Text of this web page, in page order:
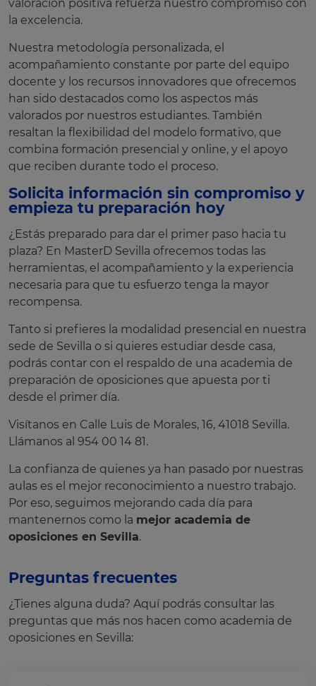
valoración positiva refuerza nuestro compromiso con
la excelencia.
Nuestra metodología personalizada, el
acompañamiento constante por parte del equipo
docente y los recursos innovadores que ofrecemos
han sido destacados como los aspectos más
valorados por nuestros estudiantes. También
resaltan la flexibilidad del modelo formativo, que
combina formación presencial y online, y el apoyo
que reciben durante todo el proceso.
Solicita información sin compromiso y
empieza tu preparación hoy
¿Estás preparado para dar el primer paso hacia tu
plaza? En MasterD Sevilla ofrecemos todas las
herramientas, el acompañamiento y la experiencia
necesaria para que tu esfuerzo tenga la mayor
recompensa.
Tanto si prefieres la modalidad presencial en nuestra
sede de Sevilla o si quieres estudiar desde casa,
podrás contar con el respaldo de una academia de
preparación de oposiciones que apuesta por ti
desde el primer día.
Visítanos en Calle Luis de Morales, 16, 41018 Sevilla.
Llámanos al 954 00 14 81.
La confianza de quienes ya han pasado por nuestras
aulas es el mejor reconocimiento a nuestro trabajo.
Por eso, seguimos mejorando cada día para
mantenernos como la mejor academia de
oposiciones en Sevilla.
Preguntas frecuentes
¿Tienes alguna duda? Aquí podrás consultar las
preguntas que más nos hacen como academia de
oposiciones en Sevilla: